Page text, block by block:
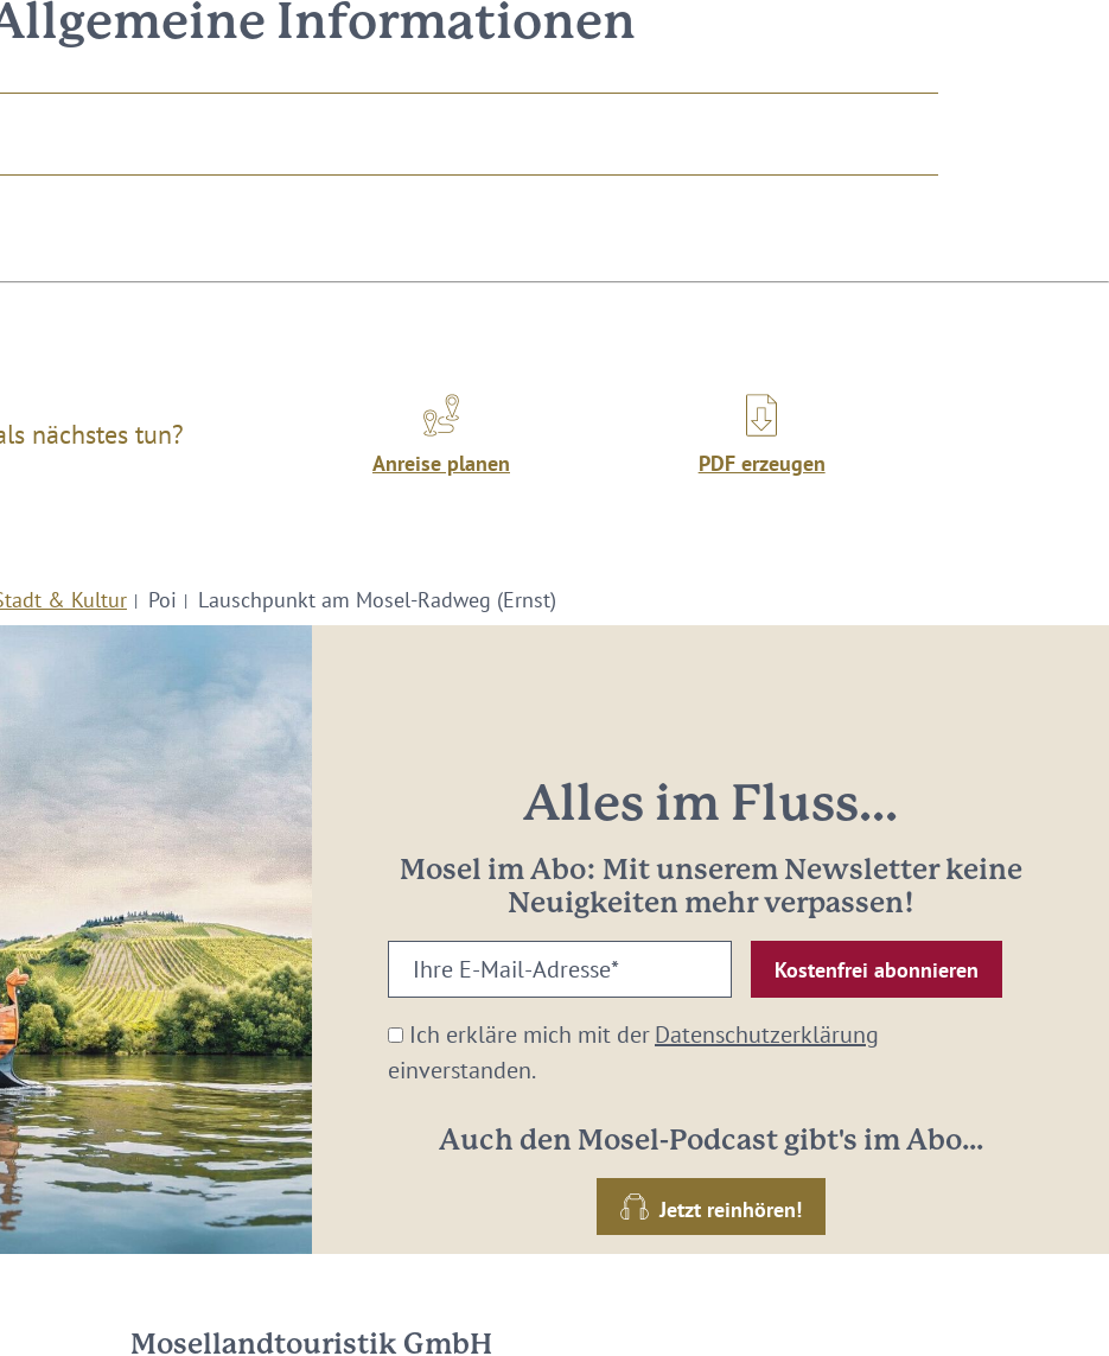
Informationen
nächstes tun?
Anreise planen PDF erzeugen
& Kultur Poi Lauschpunkt am Mosel-Radweg (Ernst)
Alles im Fluss...
Mosel im Abo: Mit unserem Newsletter keine
Neuigkeiten mehr verpassen!
Ihre
E-
Mail-
Adresse:
Ich erkläre mich mit derDatenschutzerklärung
einverstanden.
Auch den Mosel-Podcast gibt's im Abo...
Jetzt reinhören!
Mosellandtouristik GmbH